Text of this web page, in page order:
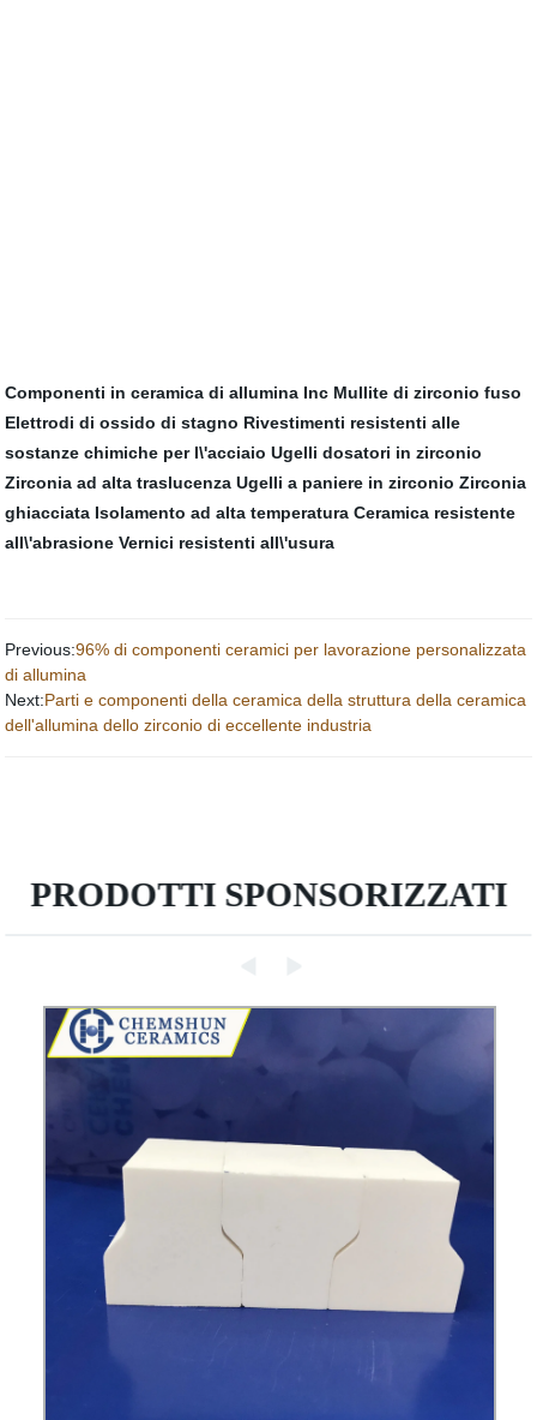
Componenti in ceramica di allumina Inc Mullite di zirconio fuso
Elettrodi di ossido di stagno Rivestimenti resistenti alle
sostanze chimiche per l\'acciaio Ugelli dosatori in zirconio
Zirconia ad alta traslucenza Ugelli a paniere in zirconio Zirconia
ghiacciata Isolamento ad alta temperatura Ceramica resistente
all\'abrasione Vernici resistenti all\'usura
Previous:96% di componenti ceramici per lavorazione personalizzata
di allumina
Next:Parti e componenti della ceramica della struttura della ceramica
dell'allumina dello zirconio di eccellente industria
PRODOTTI SPONSORIZZATI